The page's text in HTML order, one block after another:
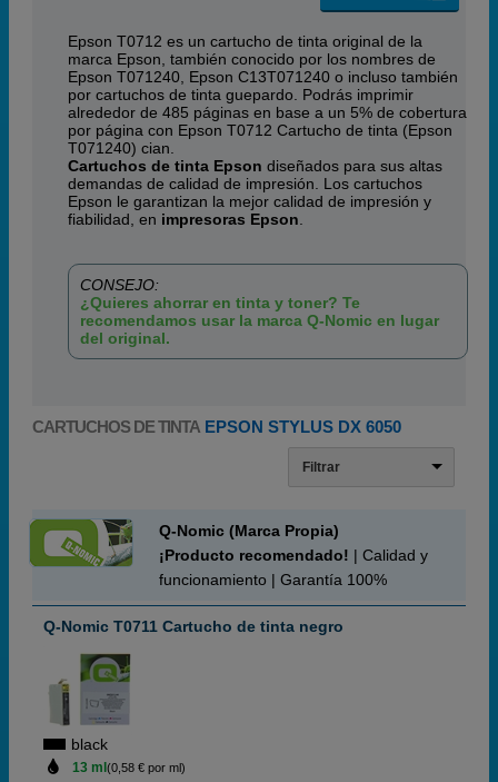
Epson T0712 es un cartucho de tinta original de la
marca Epson, también conocido por los nombres de
Epson T071240, Epson C13T071240 o incluso también
por cartuchos de tinta guepardo. Podrás imprimir
alrededor de 485 páginas en base a un 5% de cobertura
por página con Epson T0712 Cartucho de tinta (Epson
T071240) cian.
Cartuchos de tinta Epson diseñados para sus altas
demandas de calidad de impresión. Los cartuchos
Epson le garantizan la mejor calidad de impresión y
fiabilidad, en impresoras Epson
CONSEJO:
¿Quieres ahorrar en tinta y toner? Te
recomendamos usar la marca Q-Nomic en lugar
del original.
CARTUCHOS DE TINTA EPSON STYLUS DX 6050
Filtrar
Q-Nomic (Marca Propia)
¡Producto recomendado! | Calidad y
funcionamiento | Garantía 100%
Q-Nomic T0711 Cartucho de tinta negro
black
13 ml (0,58 € por ml)